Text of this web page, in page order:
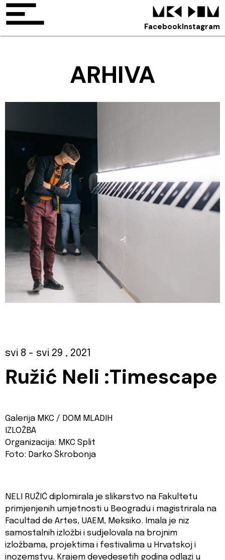
FacebookInstagram
ARHIVA
svi 8 - svi 29 , 2021
Ružić Neli :Timescape
Galerija MKC / DOM MLADIH
IZLOŽBA
Organizacija: MKC Split
Foto: Darko Škrobonja
NELI RUŽIĆ diplomirala je slikarstvo na Fakultetu
primjenjenih umjetnosti u Beogradu i magistrirala na
Facultad de Artes, UAEM, Meksiko. Imala je niz
samostalnih izložbi i sudjelovala na brojnim
izložbama, projektima i festivalima u Hrvatskoj i
inozemstvu. Krajem devedesetih godina odlazi u